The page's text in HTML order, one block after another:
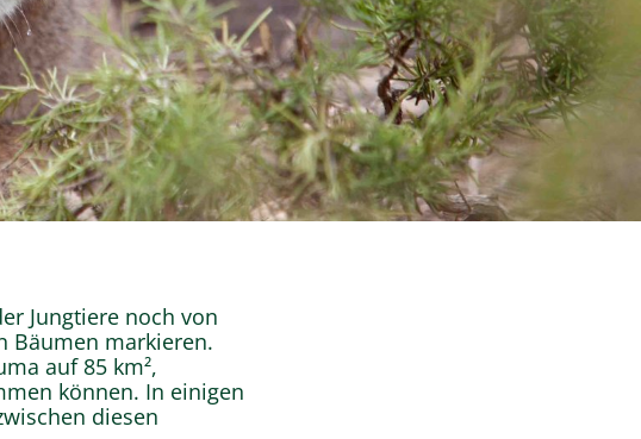
Jungtiere noch von
Bäumen markieren.
auf 85 km²,
können. In einigen
diesen